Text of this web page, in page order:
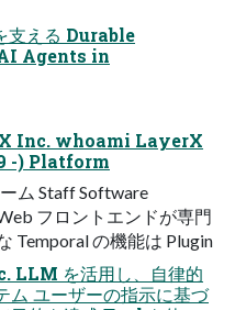
支える Durable
Agents in
Inc. whoami LayerX
-) Platform
ム Staff Software
フロントエンドが専門
Temporal の機能は Plugin
を活用し、自律的
ム ユーザーの指示に基づ